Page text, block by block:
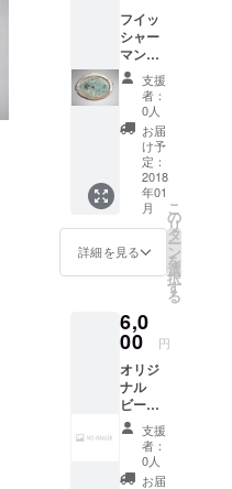
在させ
るのも
可能で
す) 素材
提供元
(NO
IMAGE)
http://d
esign-
ec.com
イト (ガ
ラスの
ような
透明な
淡青色)
ブルー
縞メノ
ウ(白～
水色～
青～藍
色の縞
模様) 黒
水晶
(真っ黒
で光に
げ茶色)
ブラッ
マリン
(不透明
な真っ
黒) 純銀
のワイ
ヤーを
通して
ンメル
ソ・ホ
ワイト
(透明な
ガラス
に白い
粒子が
入った
ビーズ)
アクア
マリン
(透明な
薄水色)
クリソ
やかな
緑色) ホ
ワイト
ジェー
ド(半透
明の乳
白色) 黄
色翡翠
(山吹色
～黄色
フイッ
シャー
マンズ
アミュ
レット
スト
ラップ1
グステ
ンシン
カー(中
心の金
属球)を
ベース
に使用
し、釣
漁師(フ
イッ
シャー
マン)の
為のア
ミュ
レット
(護符、
お守り)
のスト
支援
者：
0人
お届
け予
定：
2018
年01
月
詳細を見る
こ
の
リ
タ
ー
ン
を
選
択
す
る
6,0
00 円
オリジ
ナル
ビーズ
アミュ
レット
スト
ラッ
支援
者：
0人
お届